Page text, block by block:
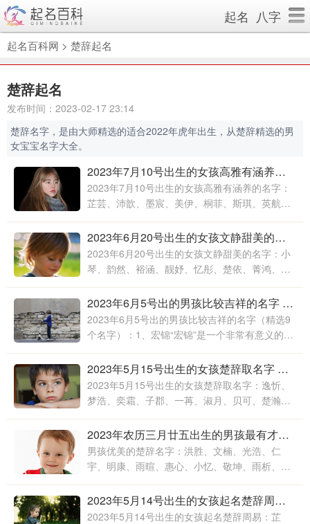
起名 八字
起名百科网 > 楚辞起名
楚辞起名
发布时间：2023-02-17 23:14
楚辞名字，是由大师精选的适合2022年虎年出生，从楚辞精选的男
女宝宝名字大全。
2023年7月10号出生的女孩高雅有涵养的名字 诗经楚辞中好听的女孩的名字
2023年7月10号出生的女孩高雅有涵养的名字：
芷芸、沛歆、墨宸、美伊、桐菲、斯琪、英航、
宛叶、奕青、米娅、润嘉、羽晗、翊菲、小翰、
晓怡、艺梵、沐娇、佳
2023年6月20号出生的女孩文静甜美的名字 楚辞中最唯美的句子女孩名字
2023年6月20号出生的女孩文静甜美的名字：小
琴、韵然、裕涵、靓妤、忆彤、楚依、菁鸿、子
弘、洋欣、琼妤、嘉宏、贺涵、冰致、晨妤、蕊
琪、子浚、姝颖、玉彤
2023年6月5号出的男孩比较吉祥的名字 诗经楚辞中的男孩灵动名字
2023年6月5号出的男孩比较吉祥的名字（精选9
个名字）：1、宏锦“宏锦”是一个非常有意义的宝
宝名字，其中“宏”意为广大、宽阔，代表着未来
宝宝的前途无限；“锦”则是绚丽多彩、富有变化2023年5月15号出生的女孩楚辞取名字 兔宝宝男孩女孩取名大全2023款
2023年5月15号出生的女孩楚辞取名字：逸忻、
梦浩、奕霜、子郡、一苒、淑月、贝可、楚瀚、
钰婕、晓诺、柔柔、惠馨、香玉、萱妤、妍雅、
紫芯、逸莎、童娅、涵
2023年农历三月廿五出生的男孩最有才华的名字 男孩优美的楚辞名字
男孩优美的楚辞名字：洪胜、文楠、光浩、仁
宇、明康、雨暄、惠心、小忆、敬坤、雨析、睿
锋、伊航、荣盛、冰颜、宏雨、皓航、奕俊、祥
景、楷熙、贝涵、康泉、秋灵、
2023年5月14号出生的女孩起名楚辞周易 兔宝宝女孩名字2023年名字大全
2023年5月14号出生的女孩起名楚辞周易：芷